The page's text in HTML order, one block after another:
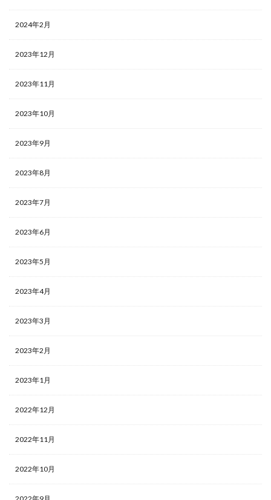
2024年2月
2023年12月
2023年11月
2023年10月
2023年9月
2023年8月
2023年7月
2023年6月
2023年5月
2023年4月
2023年3月
2023年2月
2023年1月
2022年12月
2022年11月
2022年10月